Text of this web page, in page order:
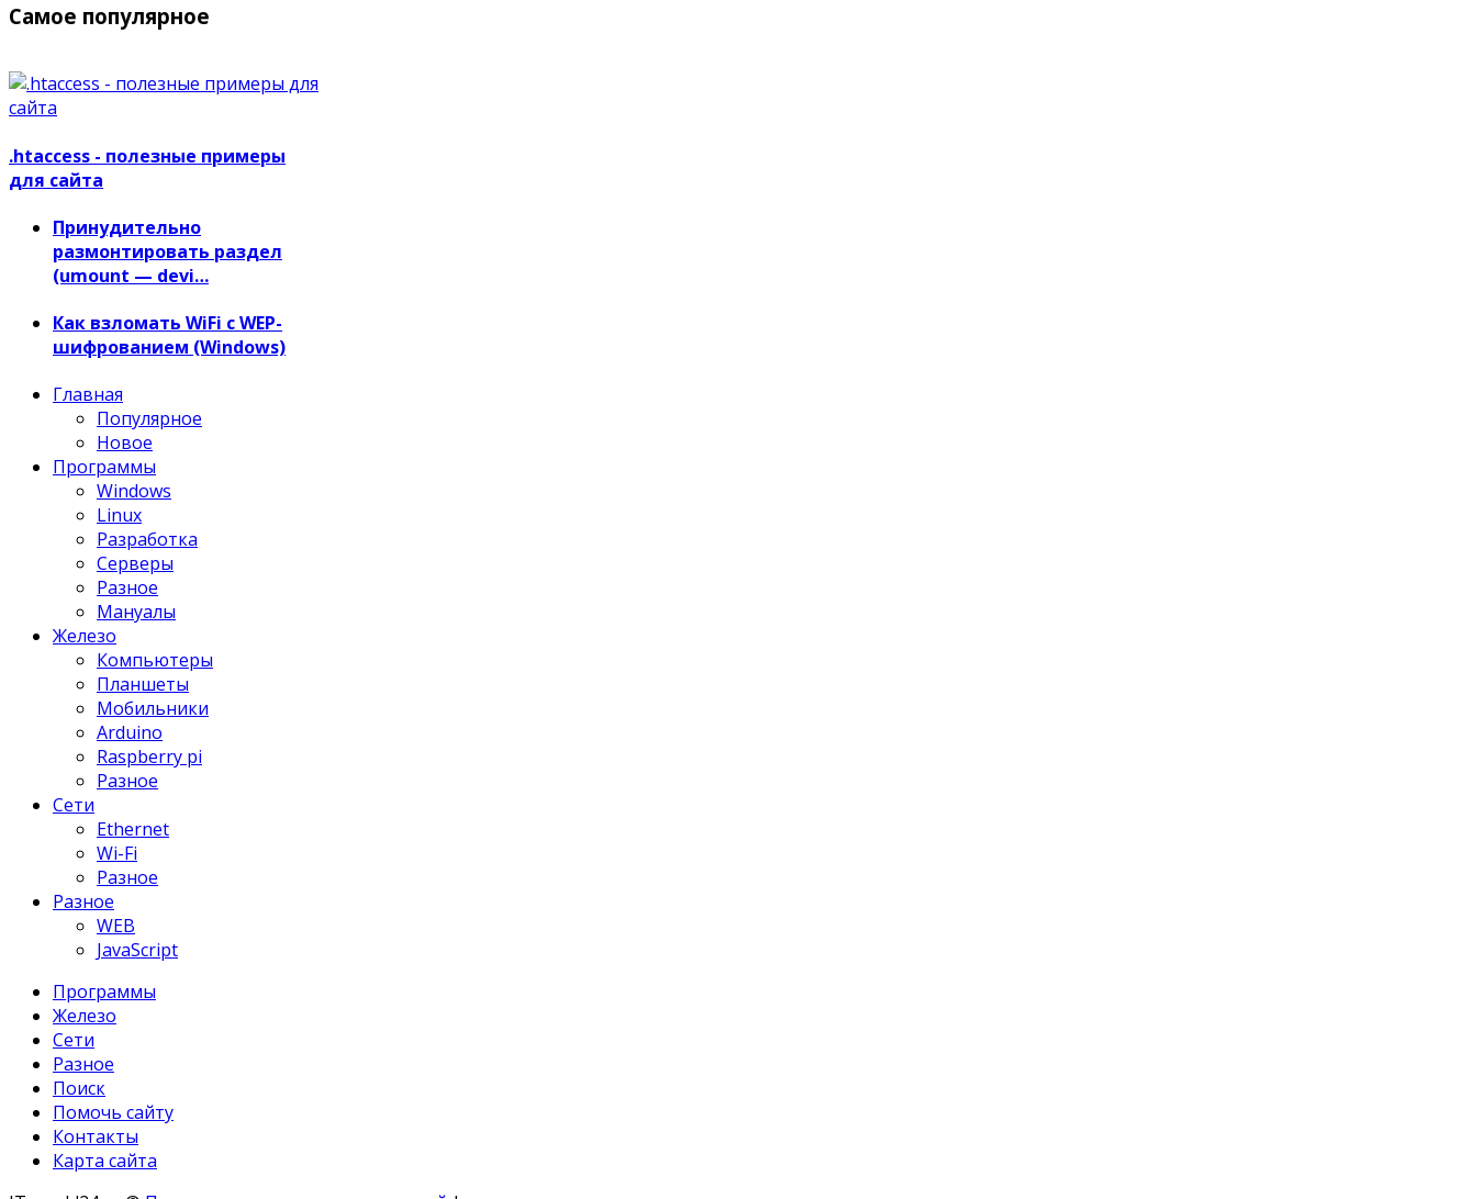
Самое популярное
.htaccess - полезные примеры
для сайта
Принудительно
размонтировать раздел
(umount — devi…
Как взломать WiFi с WEP-
шифрованием (Windows)
Главная
Популярное
Новое
Программы
Windows
Linux
Разработка
Серверы
Разное
Мануалы
Железо
Компьютеры
Планшеты
Мобильники
Arduino
Raspberry pi
Разное
Сети
Ethernet
Wi-Fi
Разное
Разное
WEB
JavaScript
Программы
Железо
Сети
Разное
Поиск
Помочь сайту
Контакты
Карта сайта